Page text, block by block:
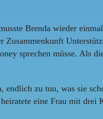
Brenda wieder
Zusammenkunft
sprechen müsse. Als
endlich zu tun, was sie
eine Frau mit drei